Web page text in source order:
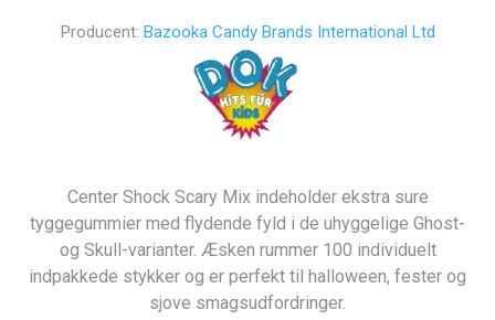
Producent: Bazooka Candy Brands International Ltd
Center Shock Scary Mix indeholder ekstra sure
tyggegummier med flydende fyld i de uhyggelige Ghost-
og Skull-varianter. Æsken rummer 100 individuelt
indpakkede stykker og er perfekt til halloween, fester og
sjove smagsudfordringer.